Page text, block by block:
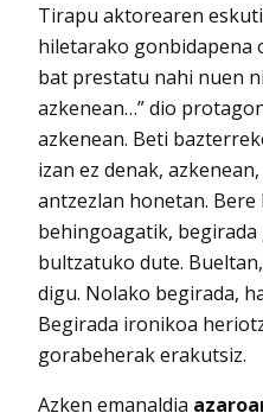
Tirapu aktorearen
hiletarako gonbidapena
bat prestatu nahi nuen
azkenean…” dio
azkenean. Beti
izan ez denak,
antzezlan honetan.
behingoagatik,
bultzatuko dute.
digu. Nolako begirada,
Begirada ironikoa
gorabeherak erakutsiz.
Azken emanaldia